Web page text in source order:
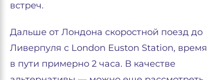
встреч.
Дальше от Лондона скоростной поезд до
Ливерпуля с London Euston Station, время
в пути примерно 2 часа. В качестве